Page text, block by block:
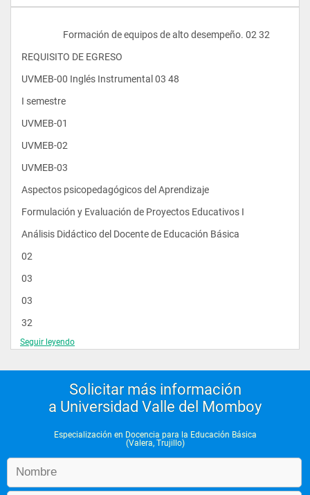
                    Formación de equipos de alto desempeño. 02 32
REQUISITO DE EGRESO
UVMEB-00 Inglés Instrumental 03 48
I semestre
UVMEB-01
UVMEB-02
UVMEB-03
Aspectos psicopedagógicos del Aprendizaje
Formulación y Evaluación de Proyectos Educativos I
Análisis Didáctico del Docente de Educación Básica
02
03
03
32
48
SUBTOTAL 08
II semestre
UVMEB-04
UVMEB-05
UVMEB-06
Seguir leyendo
Solicitar más información
a Universidad Valle del Momboy
Especialización en Docencia para la Educación Básica
(Valera, Trujillo)